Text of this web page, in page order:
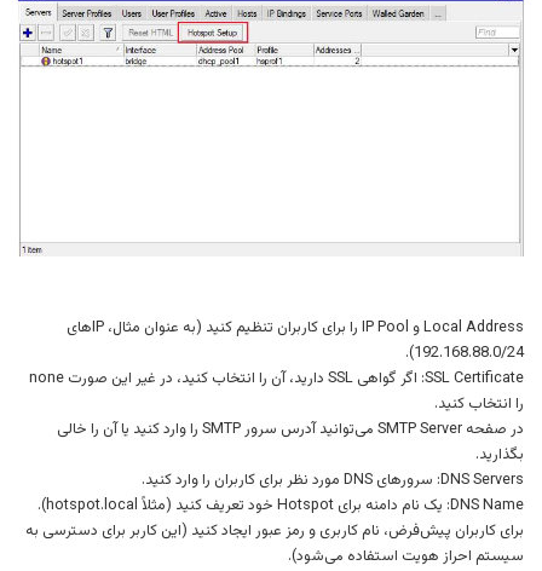
Local Address و IP Pool را برای کاربران تنظیم کنید (به عنوان مثال، IP‌های
192.168.88.0/24).
SSL Certificate: اگر گواهی SSL دارید، آن را انتخاب کنید، در غیر این صورت none
را انتخاب کنید.
در صفحه SMTP Server می‌توانید آدرس سرور SMTP را وارد کنید یا آن را خالی
بگذارید.
DNS Servers: سرورهای DNS مورد نظر برای کاربران را وارد کنید.
DNS Name: یک نام دامنه برای Hotspot خود تعریف کنید (مثلاً hotspot.local).
برای کاربران پیش‌فرض، نام کاربری و رمز عبور ایجاد کنید (این کاربر برای دسترسی به
سیستم احراز هویت استفاده می‌شود).